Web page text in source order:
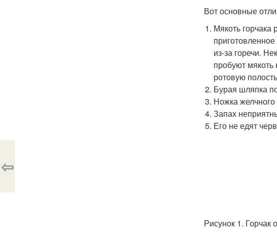
Вот основные
Мякоть горчака
из-за горечи.
пробуют мякоть
ротовую
Бурая шляпка
Ножка желчного
Запах
Его не едят
Рисунок 1. Горчак
⇦